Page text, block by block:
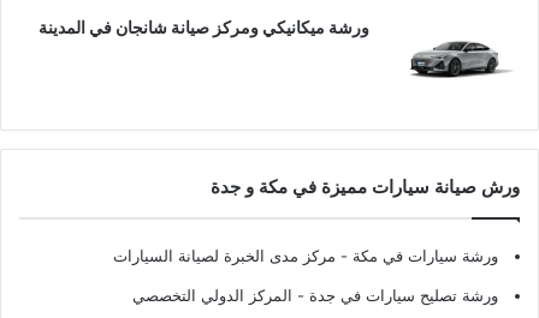
ورشة ميكانيكي ومركز صيانة شانجان في المدينة
ورش صيانة سيارات مميزة في مكة و جدة
ورشة سيارات في مكة - مركز مدى الخبرة لصيانة السيارات
ورشة تصليح سيارات في جدة - المركز الدولي التخصصي